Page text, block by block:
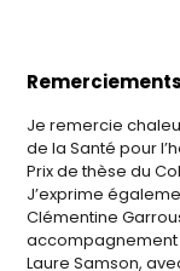
Je remercie
de la Santé pour
Prix de thèse du
J’exprime
Clémentine
accompagnement
Laure Samson,